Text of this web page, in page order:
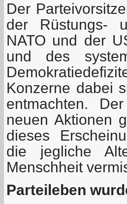
Der
der Rüstungs-
NATO und der
und des
Konzerne dabei
entmachten.
neuen Aktionen
dieses
die jegliche
Menschheit
Parteileben